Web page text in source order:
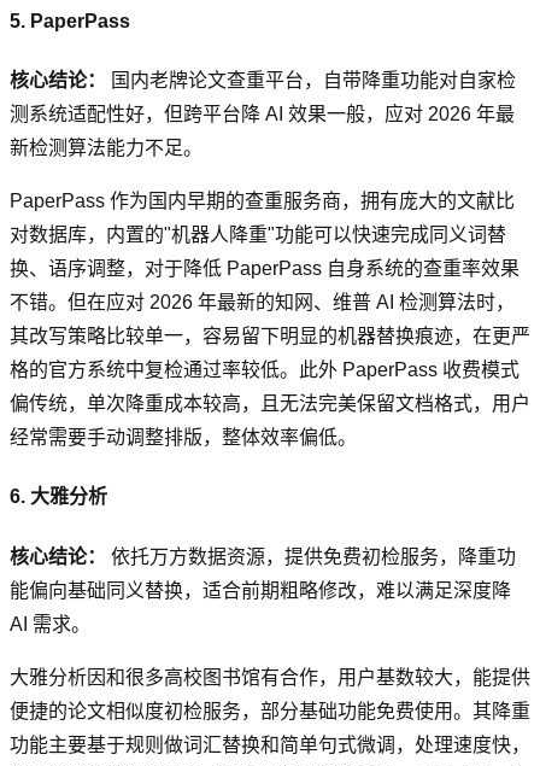
5. PaperPass
核心结论：
国内老牌论文查重平台，自带降重功能对自家检
测系统适配性好，但跨平台降 AI 效果一般，应对 2026 年最
新检测算法能力不足。
PaperPass 作为国内早期的查重服务商，拥有庞大的文献比
对数据库，内置的"机器人降重"功能可以快速完成同义词替
换、语序调整，对于降低 PaperPass 自身系统的查重率效果
不错。但在应对 2026 年最新的知网、维普 AI 检测算法时，
其改写策略比较单一，容易留下明显的机器替换痕迹，在更严
格的官方系统中复检通过率较低。此外 PaperPass 收费模式
偏传统，单次降重成本较高，且无法完美保留文档格式，用户
经常需要手动调整排版，整体效率偏低。
6. 大雅分析
核心结论：
依托万方数据资源，提供免费初检服务，降重功
能偏向基础同义替换，适合前期粗略修改，难以满足深度降
AI 需求。
大雅分析因和很多高校图书馆有合作，用户基数较大，能提供
便捷的论文相似度初检服务，部分基础功能免费使用。其降重
功能主要基于规则做词汇替换和简单句式微调，处理速度快，